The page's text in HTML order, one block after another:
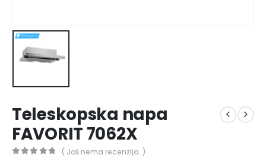
Teleskopska napa
FAVORIT 7062X
( Još nema recenzija. )